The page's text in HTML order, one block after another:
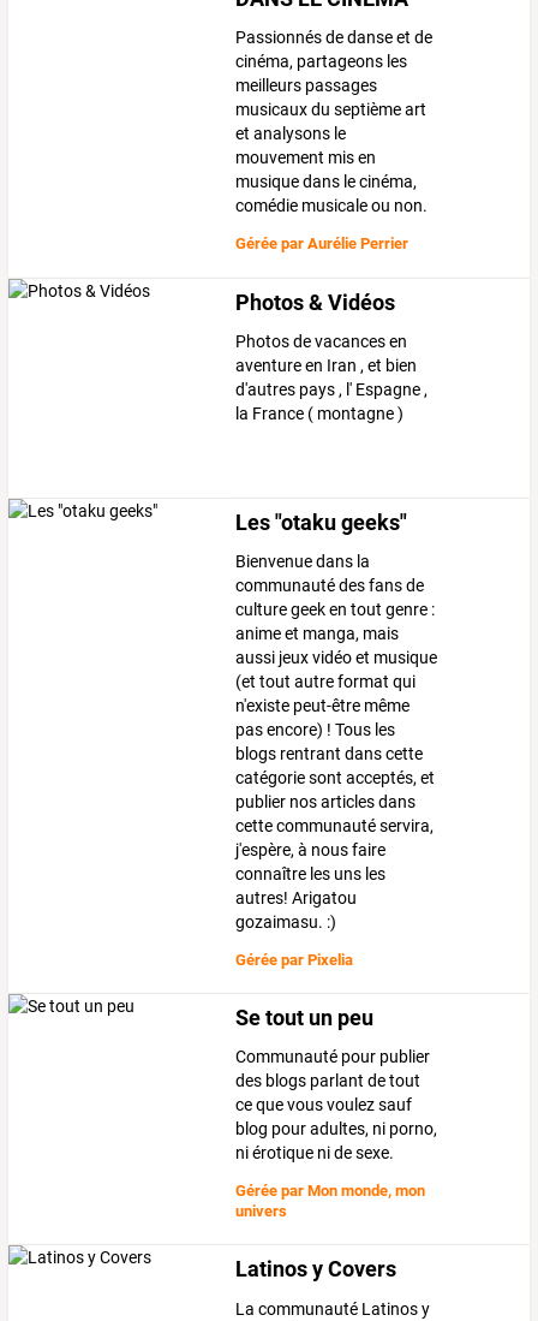
Passionnés de danse et de
cinéma, partageons les
meilleurs passages
musicaux du septième art
et analysons le
mouvement mis en
musique dans le cinéma,
comédie musicale ou non.
Gérée parAurélie Perrier
Photos & Vidéos
Photos de vacances en
aventure en Iran , et bien
d'autres pays , l' Espagne ,
la France ( montagne )
Les "otaku geeks"
Bienvenue dans la
communauté des fans de
culture geek en tout genre :
anime et manga, mais
aussi jeux vidéo et musique
(et tout autre format qui
n'existe peut-être même
pas encore) ! Tous les
blogs rentrant dans cette
catégorie sont acceptés, et
publier nos articles dans
cette communauté servira,
j'espère, à nous faire
connaître les uns les
autres! Arigatou
gozaimasu. :)
Gérée parPixelia
Se tout un peu
Communauté pour publier
des blogs parlant de tout
ce que vous voulez sauf
blog pour adultes, ni porno,
ni érotique ni de sexe.
Gérée parMon monde, mon
univers
Latinos y Covers
La communauté Latinos y